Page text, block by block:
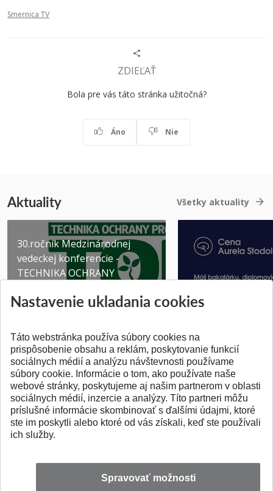
Smernica TV
ZDIEĽAŤ
Bola pre vás táto stránka užitočná?
Áno Nie
Aktuality Všetky aktuality
30.ročník Medzinárodnej
vedeckej konferencie -
TECHNIKA OCHRANY
Pridané 03.08.2026 Pridané 07.07.2026
SPÄŤ NA VRCH
Nastavenie ukladania cookies
Táto webstránka používa súbory cookies na
prispôsobenie obsahu a reklám, poskytovanie funkcií
sociálnych médií a analýzu návštevnosti používame
súbory cookie. Informácie o tom, ako používate naše
webové stránky, poskytujeme aj našim partnerom v oblasti
sociálnych médií, inzercie a analýzy. Títo partneri môžu
príslušné informácie skombinovať s ďalšími údajmi, ktoré
ste im poskytli alebo ktoré od vás získali, keď ste používali
ich služby.
Spravovať možnosti